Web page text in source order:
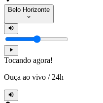
Belo Horizonte
Tocando agora!
Ouça ao vivo / 24h